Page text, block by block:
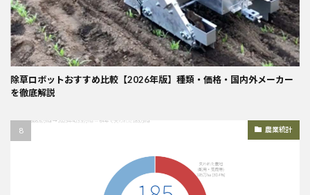
除草ロボットおすすめ比較【2026年版】種類・価格・国内外メーカー
を徹底解説
農業統計